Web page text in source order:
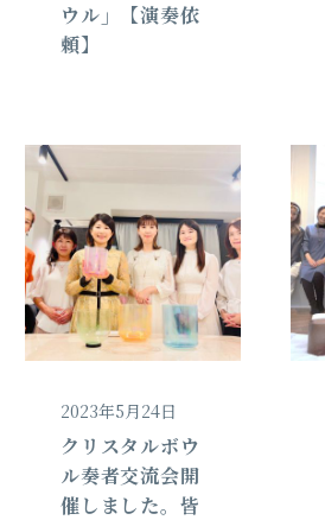
ウル」【演奏依
頼】
2023年5月24日
クリスタルボウ
ル奏者交流会開
催しました。皆